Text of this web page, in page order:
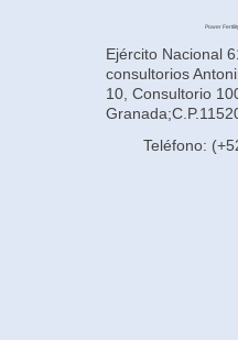
Power
Ejército Nacional
consultorios
10, Consultorio
Teléfono: